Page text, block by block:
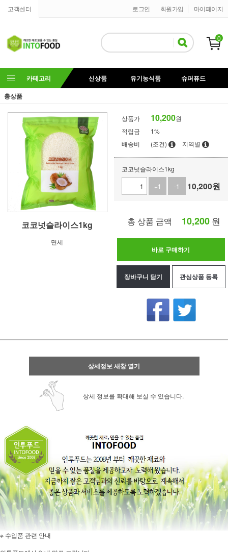
고객센터 마이페이지
회원가입
로그인
0
카테고리 신상품 유기농식품
슈퍼퓨드
총상품
코코넛슬라이스1kg
면세
상품가 10,200원
적립금
1%
배송비
(조건) 지역별
코코넛슬라이스1kg
+1
-1 10,200원
총 상품 금액 10,200 원
바로 구매하기
장바구니 담기 관심상품 등록
상세정보 새창 열기
상세 정보를 확대해 보실 수 있습니다.
※ 수입품 관련 안내